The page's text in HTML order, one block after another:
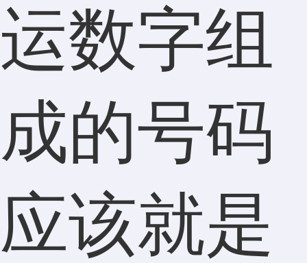
运数字组
成的号码
应该就是